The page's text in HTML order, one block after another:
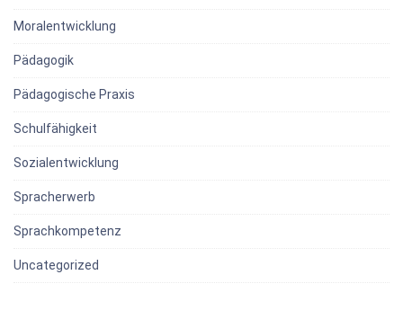
Moralentwicklung
Pädagogik
Pädagogische Praxis
Schulfähigkeit
Sozialentwicklung
Spracherwerb
Sprachkompetenz
Uncategorized